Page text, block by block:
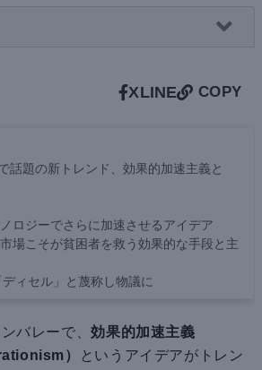
XLINE COPY
話題の新トレンド、効果的加速主義と
ロジーでさらに加速させるアイデア
場こそが貧困者を救う効果的な手段と主
ィセル」と蔑称し物議に
バレーで、効果的加速主義
）
というアイデアがトレン